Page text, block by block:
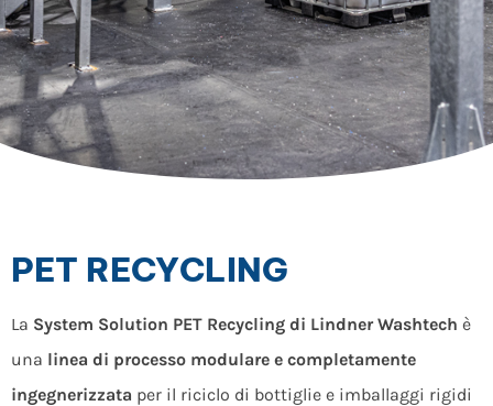
PET RECYCLING
La System Solution PET Recycling di Lindner Washtech è
una linea di processo modulare e completamente
ingegnerizzata per il riciclo di bottiglie e imballaggi rigidi